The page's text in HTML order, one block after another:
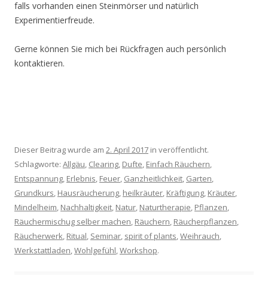
falls vorhanden einen Steinmörser und natürlich
Experimentierfreude.
Gerne können Sie mich bei Rückfragen auch persönlich
kontaktieren.
Dieser Beitrag wurde am 2. April 2017 in veröffentlicht.
Schlagworte: Allgäu, Clearing, Dufte, Einfach Räuchern,
Entspannung, Erlebnis, Feuer, Ganzheitlichkeit, Garten,
Grundkurs, Hausräucherung, heilkräuter, Kräftigung, Kräuter,
Mindelheim, Nachhaltigkeit, Natur, Naturtherapie, Pflanzen,
Räuchermischug selber machen, Räuchern, Räucherpflanzen,
Räucherwerk, Ritual, Seminar, spirit of plants,Weihrauch,
Werkstattladen,Wohlgefühl,Workshop.